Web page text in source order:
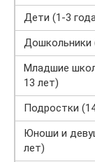
Дети (1-3
Дошкольники
Младшие
13 лет)
Подростки
Юноши и
лет)